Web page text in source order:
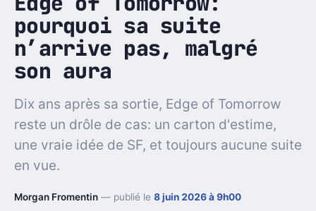
pourquoi sa suite
n’arrive pas, malgré
son aura
Dix ans après sa sortie, Edge of Tomorrow
reste un drôle de cas: un carton d'estime,
une vraie idée de SF, et toujours aucune suite
en vue.
Morgan Fromentin — publié le 8 juin 2026 à 9h00